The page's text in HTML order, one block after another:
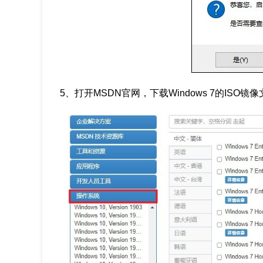
5、打开MSDN官网，下载Windows 7的ISO镜像